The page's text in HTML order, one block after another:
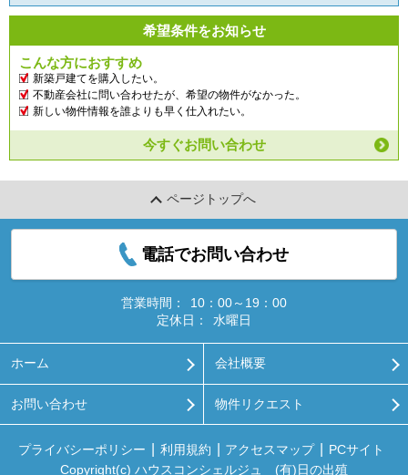
希望条件をお知らせ
こんな方におすすめ
新築戸建てを購入したい。
不動産会社に問い合わせたが、希望の物件がなかった。
新しい物件情報を誰よりも早く仕入れたい。
今すぐお問い合わせ
ページトップへ
電話でお問い合わせ
営業時間：
10：00～19：00
定休日：
水曜日
ホーム 会社概要
お問い合わせ 物件リクエスト
プライバシーポリシー 利用規約 アクセスマップ
PCサイト
Copyright(c) ハウスコンシェルジュ (有)日の出殖